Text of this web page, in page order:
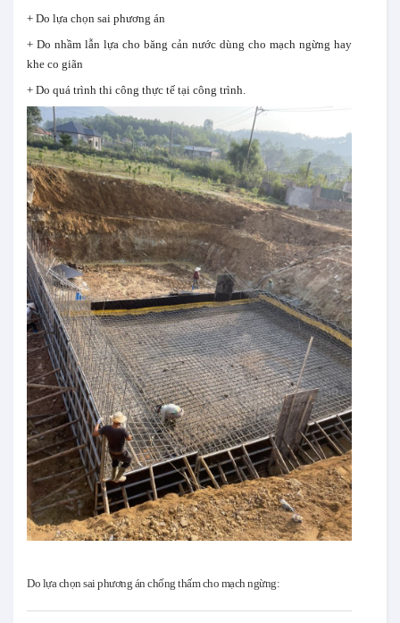
+ Do lựa chọn sai phương án
+ Do nhầm lẫn lựa cho băng cản nước dùng cho mạch ngừng hay
khe co giãn
+ Do quá trình thi công thực tế tại công trình.
Do lựa chọn sai phương án chống thấm cho mạch ngừng: